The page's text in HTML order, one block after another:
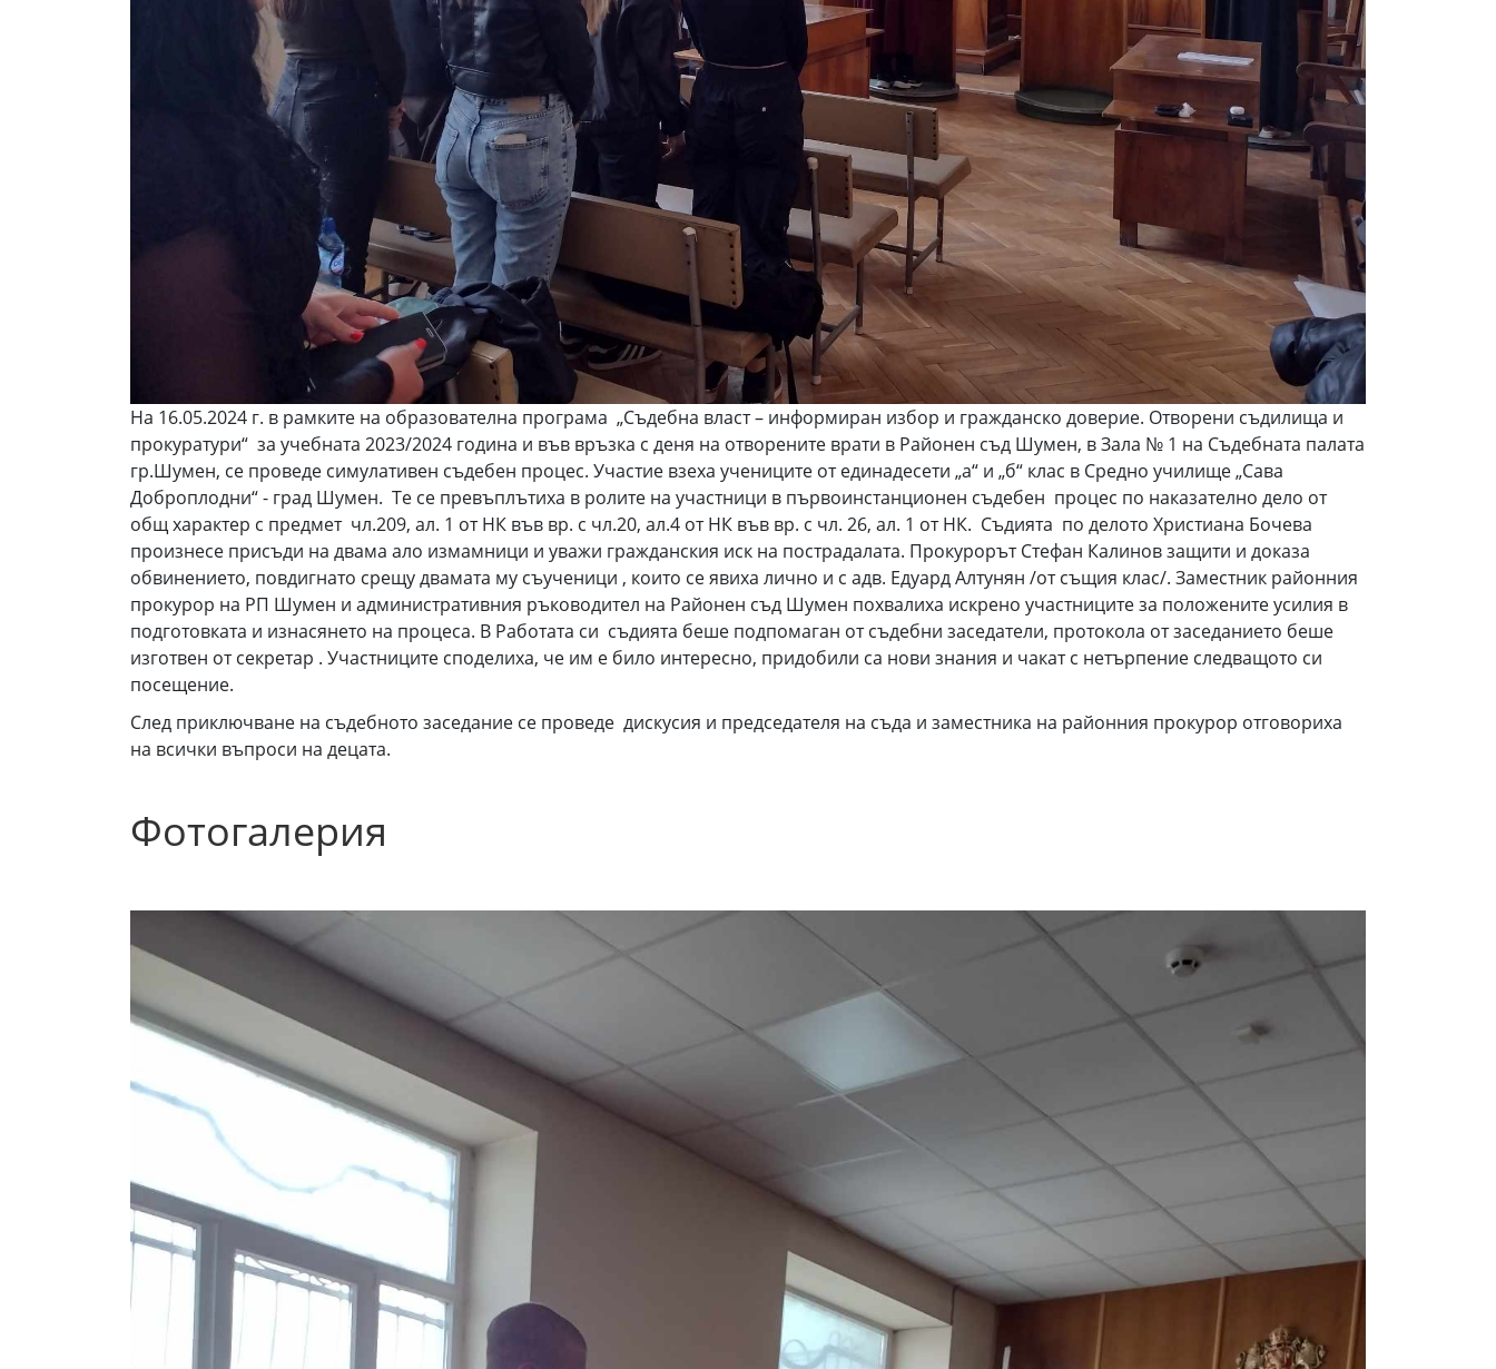
На 16.05.2024 г. в рамките на образователна програма „Съдебна власт – информиран избор и гражданско доверие. Отворени съдилища и
прокуратури“ за учебната 2023/2024 година и във връзка с деня на отворените врати в Районен съд Шумен, в Зала № 1 на Съдебната палата
гр.Шумен, се проведе симулативен съдебен процес. Участие взеха учениците от единадесети „а“ и „б“ клас в Средно училище „Сава
Доброплодни“ - град Шумен. Те се превъплътиха в ролите на участници в първоинстанционен съдебен процес по наказателно дело от
общ характер с предмет чл.209, ал. 1 от НК във вр. с чл.20, ал.4 от НК във вр. с чл. 26, ал. 1 от НК. Съдията по делото Христиана Бочева
произнесе присъди на двама ало измамници и уважи гражданския иск на пострадалата. Прокурорът Стефан Калинов защити и доказа
обвинението, повдигнато срещу двамата му съученици , които се явиха лично и с адв. Едуард Алтунян /от същия клас/. Заместник районния
прокурор на РП Шумен и административния ръководител на Районен съд Шумен похвалиха искрено участниците за положените усилия в
подготовката и изнасянето на процеса. В Работата си съдията беше подпомаган от съдебни заседатели, протокола от заседанието беше
изготвен от секретар . Участниците споделиха, че им е било интересно, придобили са нови знания и чакат с нетърпение следващото си
посещение.
След приключване на съдебното заседание се проведе дискусия и председателя на съда и заместника на районния прокурор отговориха
на всички въпроси на децата.
Фотогалерия